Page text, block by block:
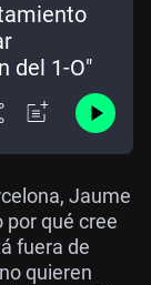
del 1-O"
Jaume
por qué cree
fuera de
quieren